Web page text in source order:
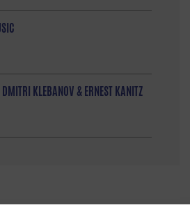
KLEBANOV & ERNEST KANITZ